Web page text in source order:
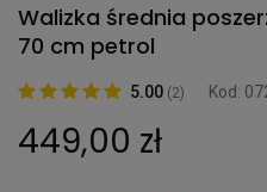
Walizka średnia
70 cm petrol
5.00 (2) Kod:
449,00 zł